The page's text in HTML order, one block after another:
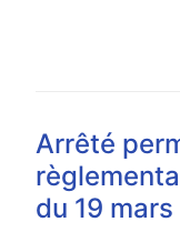
Arrêté
du 19 mars